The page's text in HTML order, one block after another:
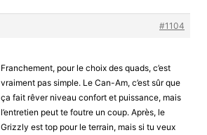
#1104
Franchement, pour le choix des quads, c’est
vraiment pas simple. Le Can-Am, c’est sûr que
ça fait rêver niveau confort et puissance, mais
l’entretien peut te foutre un coup. Après, le
Grizzly est top pour le terrain, mais si tu veux